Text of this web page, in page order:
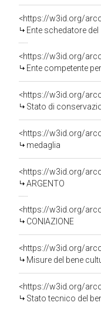
<https://w3id.org/
Ente schedatore
<https://w3id.org/
Ente competente
<https://w3id.org/
Stato di
<https://w3id.org/
medaglia
<https://w3id.org/
ARGENTO
<https://w3id.org/
CONIAZIONE
<https://w3id.org/
Misure del bene
<https://w3id.org/
Stato tecnico del